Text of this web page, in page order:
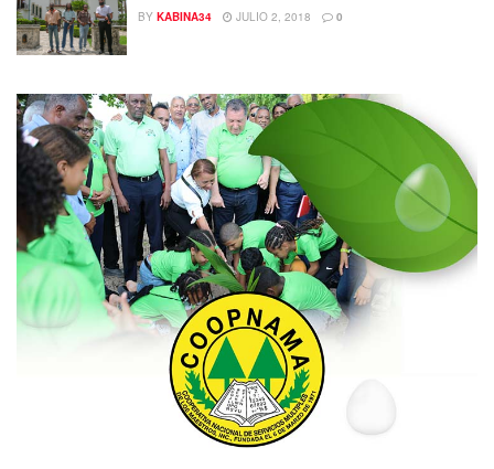
BY KABINA34 JULIO 2, 2018 0